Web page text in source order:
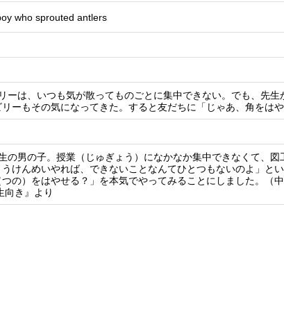
who sprouted antlers
ーは、いつも気が散ってものごとに集中できない。でも、先
ーもその気になってきた。すると友だちに「じゃあ、角をは
の男の子。授業（じゅぎょう）になかなか集中できなくて、
けんめいやれば、できないことなんてひとつもないのよ」と
の）をはやせる？」を本気でやってみることにしました。（
向き』より